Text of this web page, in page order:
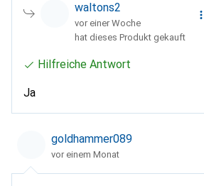
waltons2
vor einer Woche
hat dieses Produkt gekauft
Hilfreiche Antwort
Ja
goldhammer089
vor einem Monat